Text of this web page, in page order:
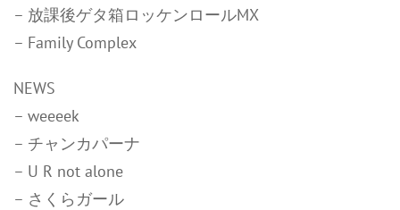
– 放課後ゲタ箱ロッケンロールMX
– Family Complex
NEWS
– weeeek
– チャンカパーナ
– U R not alone
– さくらガール